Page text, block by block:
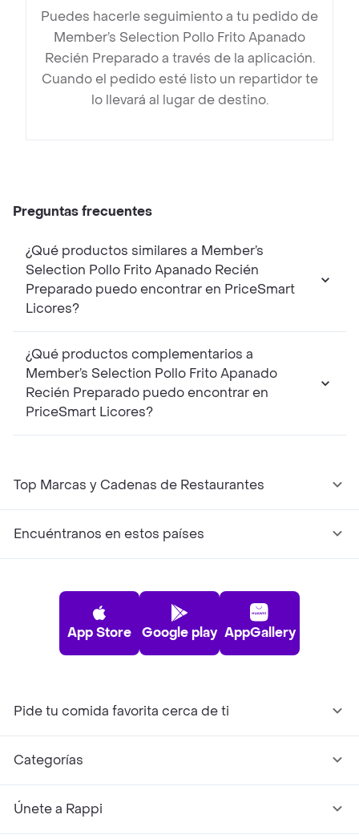
Puedes hacerle seguimiento a tu pedido de
Member’s Selection Pollo Frito Apanado
Recién Preparado a través de la aplicación.
Cuando el pedido esté listo un repartidor te
lo llevará al lugar de destino.
Preguntas frecuentes
¿Qué productos similares a Member’s
Selection Pollo Frito Apanado Recién
Preparado puedo encontrar en PriceSmart
Licores?
¿Qué productos complementarios a
Member’s Selection Pollo Frito Apanado
Recién Preparado puedo encontrar en
PriceSmart Licores?
Top Marcas y Cadenas de Restaurantes
Encuéntranos en estos países
App Store Google play AppGallery
Pide tu comida favorita cerca de ti
Categorías
Únete a Rappi